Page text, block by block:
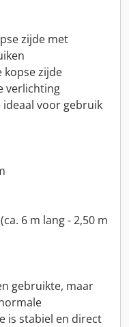
zijde met
kopse zijde
verlichting
ideaal voor gebruik
6 m lang - 2,50 m
gebruikte, maar
is stabiel en direct